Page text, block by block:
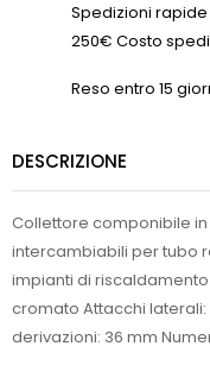
Spedizioni
250€ Costo
Reso entro 15
DESCRIZIONE
Collettore componibile
intercambiabili per tubo
impianti di
cromato Attacchi
derivazioni: 36 mm